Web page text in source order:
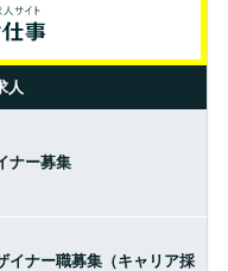
人
ナー募集
イナー職募集（キャリア採